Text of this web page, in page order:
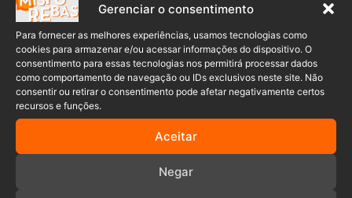
Gerenciar o consentimento
Para fornecer as melhores experiências, usamos tecnologias como
cookies para armazenar e/ou acessar informações do dispositivo. O
consentimento para essas tecnologias nos permitirá processar dados
como comportamento de navegação ou IDs exclusivos neste site. Não
consentir ou retirar o consentimento pode afetar negativamente certos
recursos e funções.
Aceitar
Negar
de seis horas de interrogatório, ele foi liberado.
As investigações continuam, enquanto a perícia trabalha
na identificação das vítimas e na apuração das causas do
acidente.
Colisão